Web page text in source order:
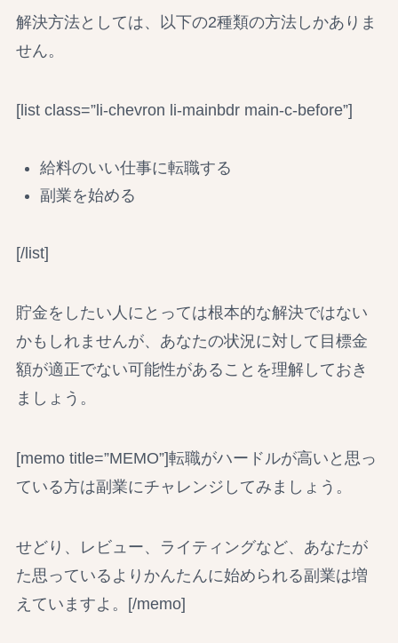
解決方法としては、以下の2種類の方法しかありま
せん。
[list class=”li-chevron li-mainbdr main-c-before”]
給料のいい仕事に転職する
副業を始める
[/list]
貯金をしたい人にとっては根本的な解決ではない
かもしれませんが、あなたの状況に対して目標金
額が適正でない可能性があることを理解しておき
ましょう。
[memo title=”MEMO”]転職がハードルが高いと思っ
ている方は副業にチャレンジしてみましょう。
せどり、レビュー、ライティングなど、あなたが
た思っているよりかんたんに始められる副業は増
えていますよ。[/memo]